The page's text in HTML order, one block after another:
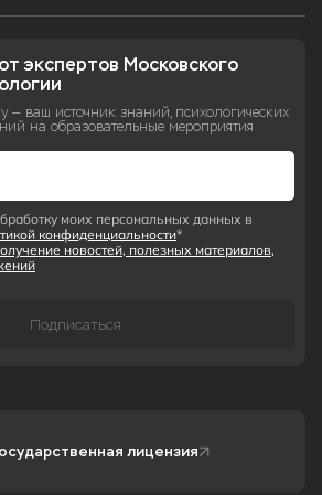
экспертов Московского
— ваш источник знаний, психологических
на образовательные мероприятия
моих персональных данных в
конфиденциальности*
новостей, полезных материалов,
Подписаться
лицензия